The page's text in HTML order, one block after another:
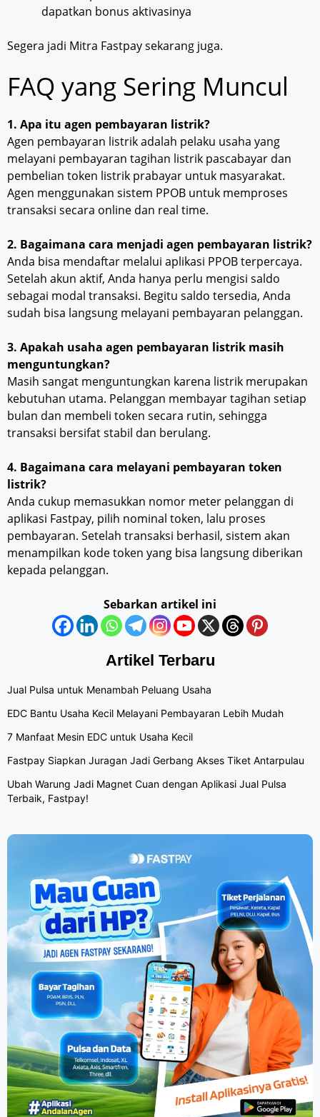
dapatkan bonus aktivasinya
Segera jadi Mitra Fastpay sekarang juga.
FAQ yang Sering Muncul
1. Apa itu agen pembayaran listrik?
Agen pembayaran listrik adalah pelaku usaha yang
melayani pembayaran tagihan listrik pascabayar dan
pembelian token listrik prabayar untuk masyarakat.
Agen menggunakan sistem PPOB untuk memproses
transaksi secara online dan real time.
2. Bagaimana cara menjadi agen pembayaran listrik?
Anda bisa mendaftar melalui aplikasi PPOB terpercaya.
Setelah akun aktif, Anda hanya perlu mengisi saldo
sebagai modal transaksi. Begitu saldo tersedia, Anda
sudah bisa langsung melayani pembayaran pelanggan.
3. Apakah usaha agen pembayaran listrik masih
menguntungkan?
Masih sangat menguntungkan karena listrik merupakan
kebutuhan utama. Pelanggan membayar tagihan setiap
bulan dan membeli token secara rutin, sehingga
transaksi bersifat stabil dan berulang.
4. Bagaimana cara melayani pembayaran token
listrik?
Anda cukup memasukkan nomor meter pelanggan di
aplikasi Fastpay, pilih nominal token, lalu proses
pembayaran. Setelah transaksi berhasil, sistem akan
menampilkan kode token yang bisa langsung diberikan
kepada pelanggan.
Sebarkan artikel ini
Artikel Terbaru
Jual Pulsa untuk Menambah Peluang Usaha
EDC Bantu Usaha Kecil Melayani Pembayaran Lebih Mudah
7 Manfaat Mesin EDC untuk Usaha Kecil
Fastpay Siapkan Juragan Jadi Gerbang Akses Tiket Antarpulau
Ubah Warung Jadi Magnet Cuan dengan Aplikasi Jual Pulsa
Terbaik, Fastpay!